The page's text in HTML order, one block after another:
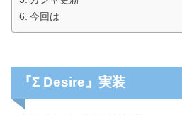
今回は
『Σ Desire』実装